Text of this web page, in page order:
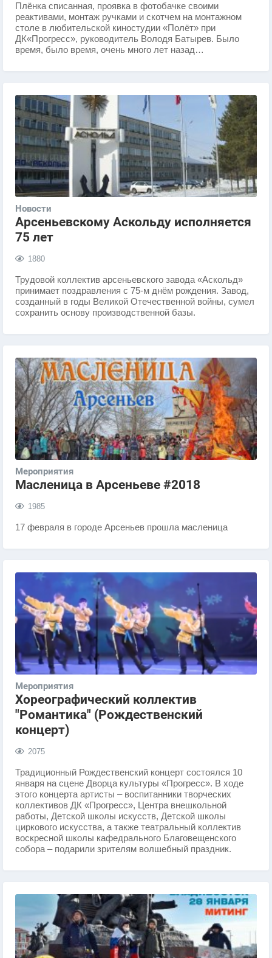
Плёнка списанная, проявка в фотобачке своими
реактивами, монтаж ручками и скотчем на монтажном
столе в любительской киностудии «Полёт» при
ДК«Прогресс», руководитель Володя Батырев. Было
время, было время, очень много лет назад…
Новости
Арсеньевскому Аскольду исполняется
75 лет
1880
​Трудовой коллектив арсеньевского завода «Аскольд»
принимает поздравления с 75-м днём рождения. Завод,
созданный в годы Великой Отечественной войны, сумел
сохранить основу производственной базы.
Мероприятия
Масленица в Арсеньеве #2018
1985
17 февраля в городе Арсеньев прошла масленица
Мероприятия
Хореографический коллектив
"Романтика" (Рождественский
концерт)
2075
​Традиционный Рождественский концерт состоялся 10
января на сцене Дворца культуры «Прогресс». В ходе
этого концерта артисты – воспитанники творческих
коллективов ДК «Прогресс», Центра внешкольной
работы, Детской школы искусств, Детской школы
циркового искусства, а также театральный коллектив
воскресной школы кафедрального Благовещенского
собора – подарили зрителям волшебный праздник.